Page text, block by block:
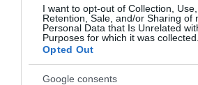
I want to opt-out of Collection, Use,
Retention, Sale, and/or Sharing of
Personal Data that Is Unrelated
Purposes for which it was collected.
Opted Out
Google consents